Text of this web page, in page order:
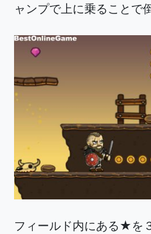
ャンプで上に乗ることで
フィールド内にある★を